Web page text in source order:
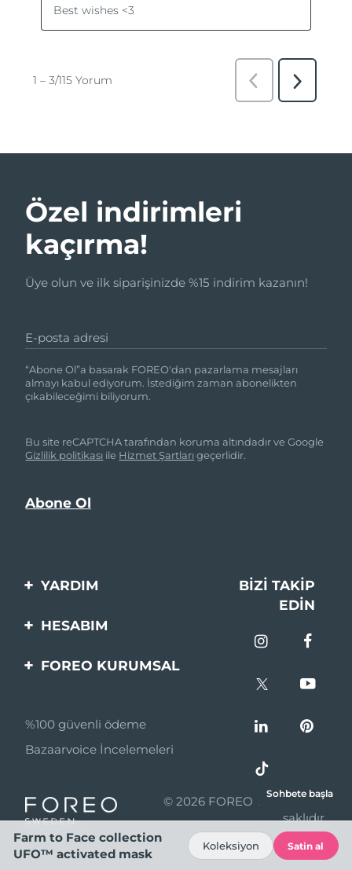
Özel indirimleri
kaçırma!
Üye olun ve ilk siparişinizde %15 indirim kazanın!
E-posta adresi
“Abone Ol”a basarak FOREO'dan pazarlama mesajları
almayı kabul ediyorum. İstediğim zaman abonelikten
çıkabileceğimi biliyorum.
Bu site reCAPTCHA tarafından koruma altındadır ve Google
Gizlilik politikası ile Hizmet Şartlarıgeçerlidir.
YARDIM
Bi̇zi̇mle İleti̇şi̇me Geçi̇n
BIZI TAKIP
EDIN
HESABIM
Ürün Kaydı
FOREO KURUMSAL
Ortaklik Programi
Ortaklık haberleri
Perakende Satış
Ortakları
%100 güvenli ödeme
Bazaarvoice İncelemeleri
© 2026 FOREO Tüm hakları
saklıdır.
Sohbete başla
Farm to Face collection
UFO™ activated mask
Koleksiyon Satin al